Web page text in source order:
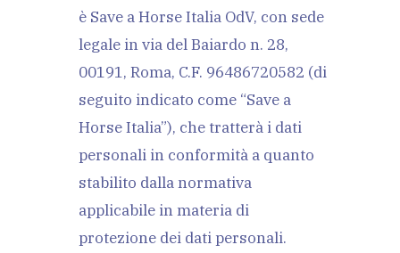
è Save a Horse Italia OdV, con sede
legale in via del Baiardo n. 28,
00191, Roma, C.F. 96486720582 (di
seguito indicato come “Save a
Horse Italia”), che tratterà i dati
personali in conformità a quanto
stabilito dalla normativa
applicabile in materia di
protezione dei dati personali.